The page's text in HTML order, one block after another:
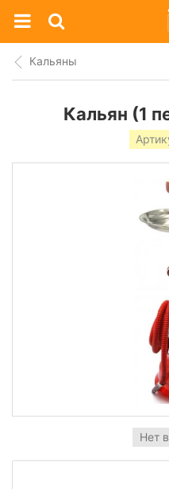
Кальяны
Кальян (1
Нет